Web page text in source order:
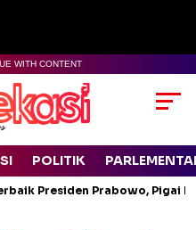
WITH CONTENT
POLITIK
Presiden Prabowo, Pigai